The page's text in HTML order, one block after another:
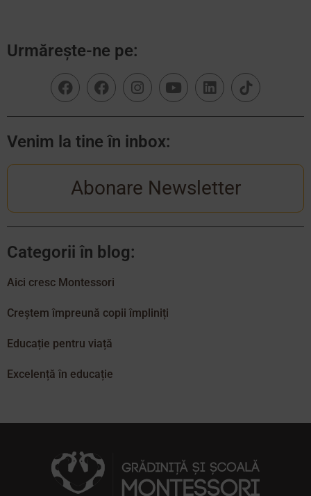
Urmărește-ne pe:
Venim la tine în inbox:
Abonare Newsletter
Categorii în blog:
Aici cresc Montessori
Creștem împreună copii împliniți
Educație pentru viață
Excelență în educație